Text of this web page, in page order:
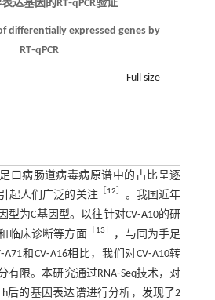
达基因的RT⁃qPCR验证
differentially expressed genes by
RT⁃qPCR
Full size
足口病肠道病毒病原谱中的占比呈逐
起人们广泛的关注 ［12］ 。我国近年
型为C基因型。以往针对CV⁃A10的研
临床诊断等方面［13］
，与同为手足
和CV⁃A16相比，我们对CV⁃A10转
有限。本研究通过RNA⁃Seq技术，对
h后的基因表达谱进行分析，发现了2